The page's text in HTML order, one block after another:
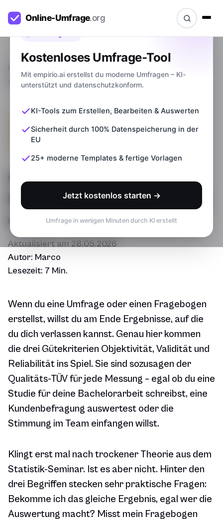
Kostenloses Umfrage-Tool
Mit empirio.ai erstellst du moderne Umfragen – KI-
unterstützt und datenschutzkonform.
KI-Tools zum Erstellen, Bearbeiten & Auswerten
Sicherheit durch 100% Datenspeicherung in der
EU
25+ moderne Templates & fertige Vorlagen
Jetzt kostenlos starten →
Umfrage in wenigen Minuten durch KI erstellt
quantitative Gütekriterien
Objektivität, Validität,
Reliabilität - quantitative
Gütekriterien
Aktualisiert am 28.05.2026
Autor: Marco
Lesezeit: 7 Min.
Wenn du eine Umfrage oder einen Fragebogen
erstellst, willst du am Ende Ergebnisse, auf die
du dich verlassen kannst. Genau hier kommen
die drei Gütekriterien Objektivität, Validität und
Reliabilität ins Spiel. Sie sind sozusagen der
Qualitäts-TÜV für jede Messung – egal ob du eine
Studie für deine Bachelorarbeit schreibst, eine
Kundenbefragung auswertest oder die
Stimmung im Team einfangen willst.
Klingt erst mal nach trockener Theorie aus dem
Statistik-Seminar. Ist es aber nicht. Hinter den
drei Begriffen stecken sehr praktische Fragen:
Bekomme ich das gleiche Ergebnis, egal wer die
Auswertung macht? Misst mein Fragebogen